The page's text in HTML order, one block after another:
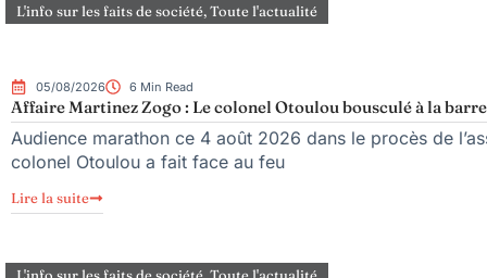
L'info sur les faits de société,Toute l'actualité
05/08/2026 6 Min Read
Affaire Martinez Zogo : Le colonel Otoulou bousculé à la barre
Audience marathon ce 4 août 2026 dans le procès de
colonel Otoulou a fait face au feu
Lire la suite